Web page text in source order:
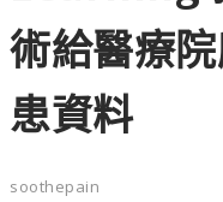
術給醫療
患資料
soothepain